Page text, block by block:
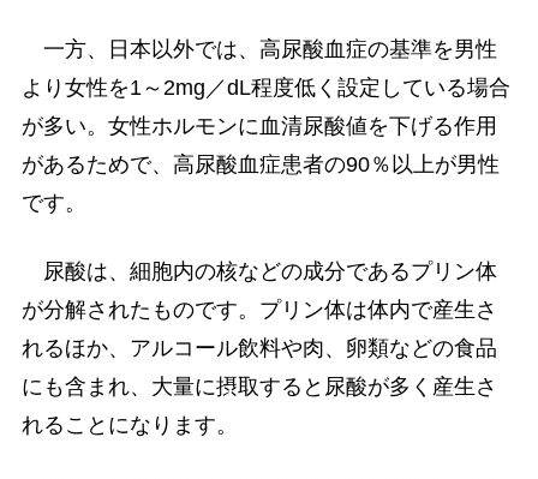
一方、日本以外では、高尿酸血症の基準を男性
より女性を1～2mg／dL程度低く設定している場合
が多い。女性ホルモンに血清尿酸値を下げる作用
があるためで、高尿酸血症患者の90％以上が男性
です。
尿酸は、細胞内の核などの成分であるプリン体
が分解されたものです。プリン体は体内で産生さ
れるほか、アルコール飲料や肉、卵類などの食品
にも含まれ、大量に摂取すると尿酸が多く産生さ
れることになります。